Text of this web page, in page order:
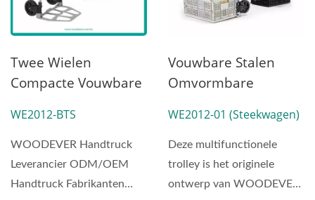
Twee Wielen
Compacte Vouwbare
(Belasting 100
Kg)|Handtruck
Fabrikanten
Leverancier
WE2012-BTS
WOODEVER Handtruck
Leverancier ODM/OEM
Handtruck Fabrikanten
Vouwbare Stalen
Omvormbare
(Laadvermogen 90
Kg)
WE2012-01 (Steekwagen)
Deze multifunctionele
trolley is het originele
ontwerp van WOODEVER